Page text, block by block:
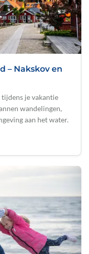
– Nakskov en
je vakantie
wandelingen,
aan het water.